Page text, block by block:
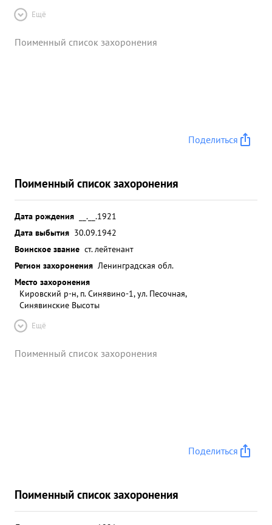
Ещё
Поименный список захоронения
Поделиться
Поименный список захоронения
Дата рождения
__.__.1921
Дата выбытия 30.09.1942
Воинское звание ст. лейтенант
Регион захоронения Ленинградская обл.
Место захоронения
Кировский р-н, п. Синявино-1, ул. Песочная,
Синявинские Высоты
Ещё
Поименный список захоронения
Поделиться
Поименный список захоронения